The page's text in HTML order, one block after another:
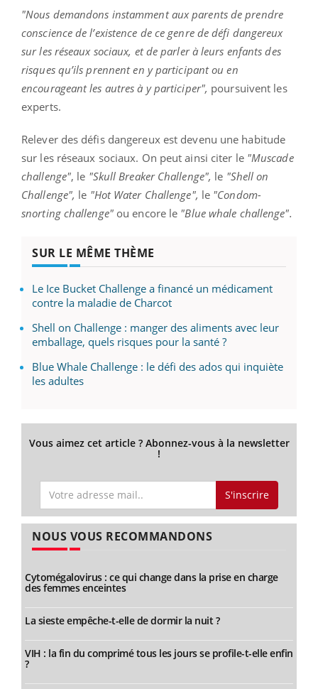
"Nous demandons instamment aux parents de prendre
conscience de l’existence de ce genre de défi dangereux
sur les réseaux sociaux, et de parler à leurs enfants des
risques qu’ils prennent en y participant ou en
encourageant les autres à y participer", poursuivent les
experts.
Relever des défis dangereux est devenu une habitude
sur les réseaux sociaux. On peut ainsi citer le "Muscade
challenge", le "Skull Breaker Challenge", le "Shell on
Challenge", le "Hot Water Challenge", le "Condom-
snorting challenge"ou encore le "Blue whale challenge".
SUR LE MÊME THÈME
Le Ice Bucket Challenge a financé un médicament
contre la maladie de Charcot
Shell on Challenge : manger des aliments avec leur
emballage, quels risques pour la santé ?
Blue Whale Challenge : le défi des ados qui inquiète
les adultes
Vous aimez cet article ? Abonnez-vous à la newsletter
!
S'inscrire
NOUS VOUS RECOMMANDONS
Cytomégalovirus : ce qui change dans la prise en charge
des femmes enceintes
La sieste empêche-t-elle de dormir la nuit ?
VIH : la fin du comprimé tous les jours se profile-t-elle enfin
?